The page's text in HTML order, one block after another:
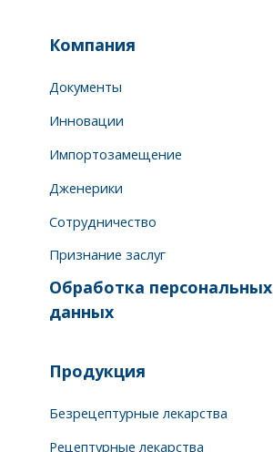
Компания
Документы
Инновации
Импортозамещение
Дженерики
Сотрудничество
Признание заслуг
Обработка персональных
данных
Продукция
Безрецептурные лекарства
Рецептурные лекарства